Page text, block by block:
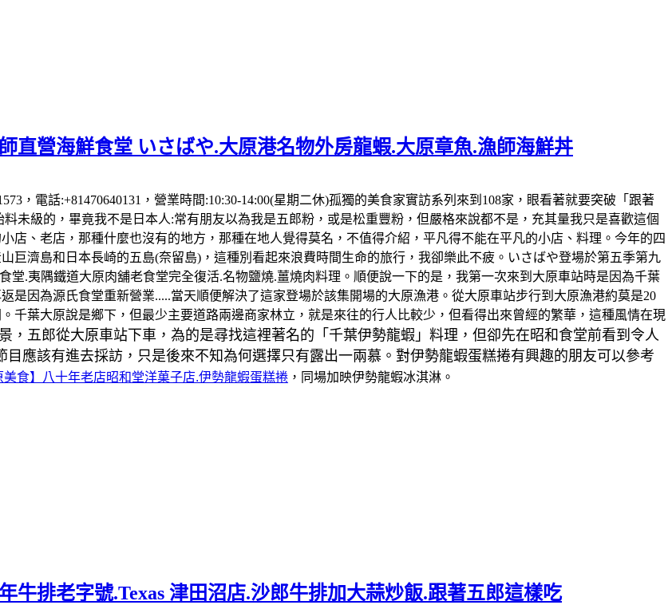
直營海鮮食堂 いさばや.大原港名物外房龍蝦.大原章魚.漁師海鮮丼
，電話:+81470640131，營業時間:10:30-14:00(星期二休)孤獨的美食家實訪系列來到108家，眼看著就要突破「跟著
未級的，畢竟我不是日本人:常有朋友以為我是五郎粉，或是松重豐粉，但嚴格來說都不是，充其量我只是喜歡這個
店、老店，那種什麼也沒有的地方，那種在地人覺得莫名，不值得介紹，平凡得不能在平凡的小店、料理。今年的四
巨濟島和日本長崎的五島(奈留島)，這種別看起來浪費時間生命的旅行，我卻樂此不疲。いさばや登場於第五季第九
堂.夷隅鐵道大原肉舖老食堂完全復活.名物鹽燒.薑燒肉料理。順便說一下的是，我第一次來到大原車站時是因為千葉
是因為源氏食堂重新營業.....當天順便解決了這家登場於該集開場的大原漁港。從大原車站步行到大原漁港約莫是20
千葉大原說是鄉下，但最少主要道路兩邊商家林立，就是來往的行人比較少，但看得出來曾經的繁華，這種風情在現
，五郎從大原車站下車，為的是尋找這裡著名的「千葉伊勢龍蝦」料理，但卻先在昭和食堂前看到令人
應該有進去採訪，只是後來不知為何選擇只有露出一兩慕。對伊勢龍蝦蛋糕捲有興趣的朋友可以參考
食】八十年老店昭和堂洋菓子店.伊勢龍蝦蛋糕捲 ，同場加映伊勢龍蝦冰淇淋。
牛排老字號.Texas 津田沼店.沙郎牛排加大蒜炒飯.跟著五郎這樣吃